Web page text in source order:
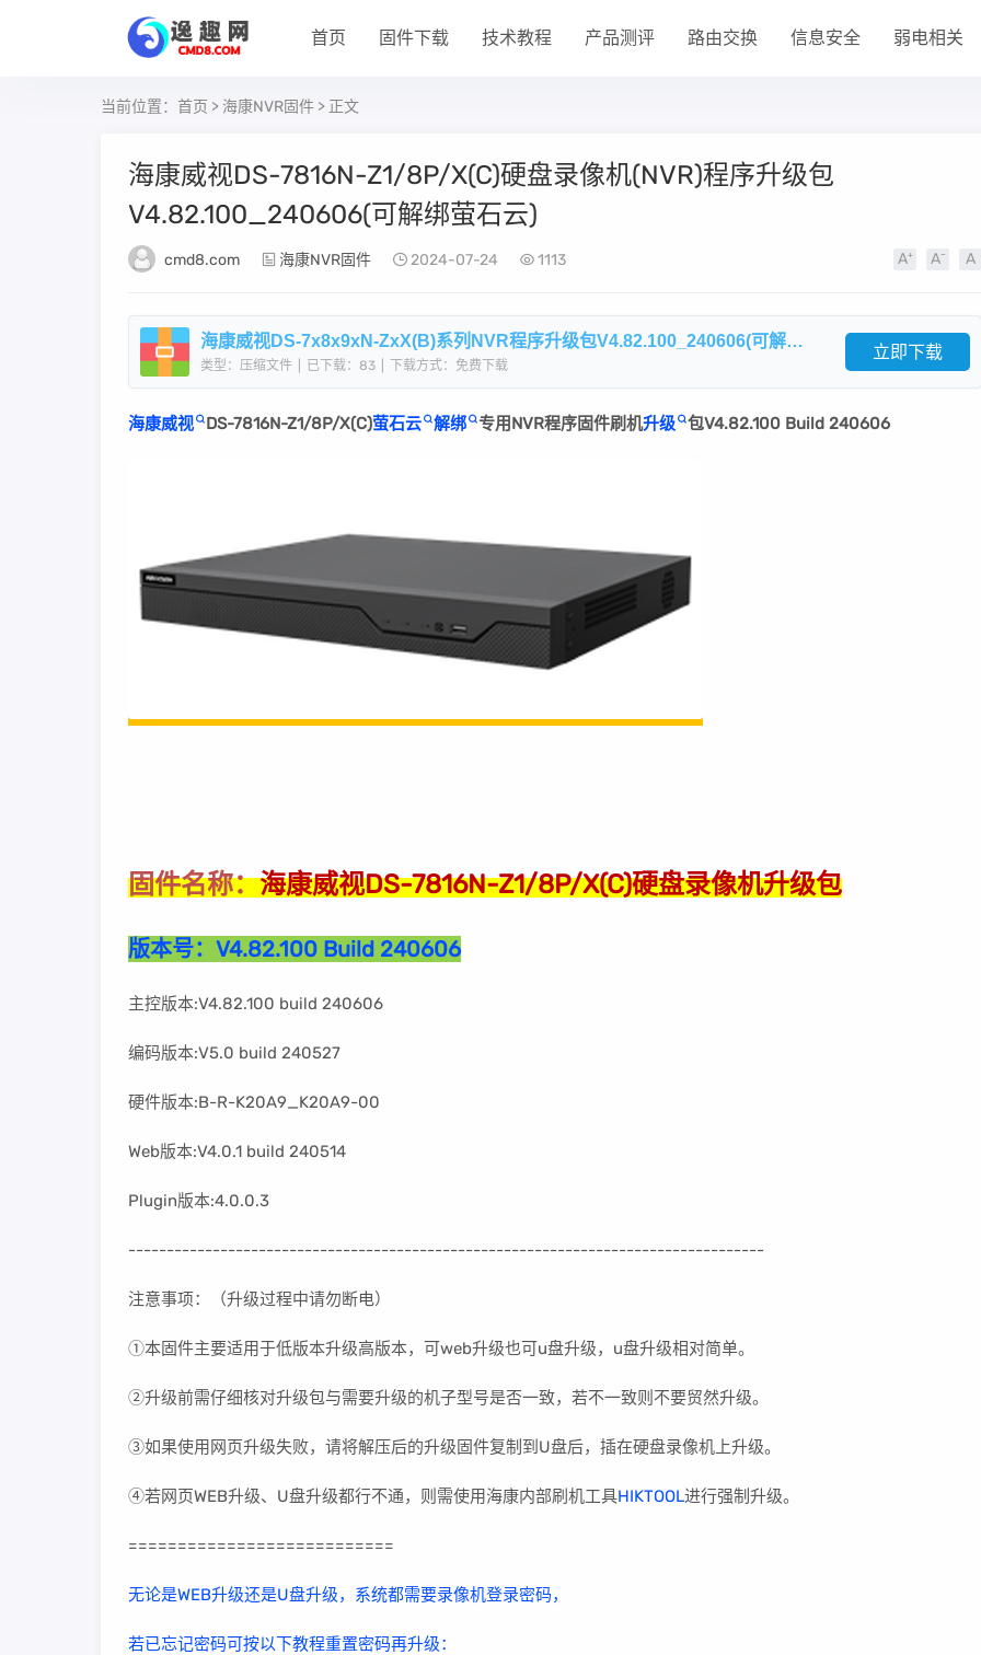
首页 固件下载 技术教程 产品测评 路由交换 信息安全 弱电相关
当前位置： 首页 > 海康NVR固件 > 正文
海康威视DS-7816N-Z1/8P/X(C)硬盘录像机(NVR)程序升级包
V4.82.100_240606(可解绑萤石云)
cmd8.com 海康NVR固件 2024-07-24 1113
海康威视DS-7x8x9xN-ZxX(B)系列NVR程序升级包V4.82.100_240606(可解萤石云).zip
类型：压缩文件 已下载：83 下载方式：免费下载
立即下载
海康威视 DS-7816N-Z1/8P/X(C)萤石云 解绑 专用NVR程序固件刷机升级 包V4.82.100 Build 240606
固件名称：海康威视DS-7816N-Z1/8P/X(C)硬盘录像机升级包
版本号： V4.82.100 Build 240606
主控版本:V4.82.100 build 240606
编码版本:V5.0 build 240527
硬件版本:B-R-K20A9_K20A9-00
Web版本:V4.0.1 build 240514
Plugin版本:4.0.0.3
-----------------------------------------------------------------------------------
注意事项：（升级过程中请勿断电）
①本固件主要适用于低版本升级高版本，可web升级也可u盘升级，u盘升级相对简单。
②升级前需仔细核对升级包与需要升级的机子型号是否一致，若不一致则不要贸然升级。
③如果使用网页升级失败，请将解压后的升级固件复制到U盘后，插在硬盘录像机上升级。
④若网页WEB升级、U盘升级都行不通，则需使用海康内部刷机工具HIKTOOL进行强制升级。
===========================
无论是WEB升级还是U盘升级，系统都需要录像机登录密码，
若已忘记密码可按以下教程重置密码再升级：